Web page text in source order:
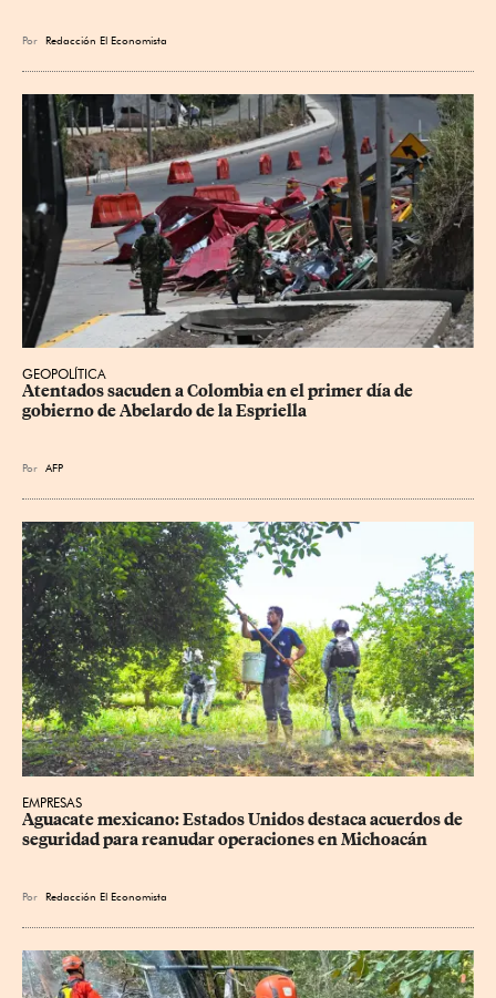
Por Redacción El Economista
GEOPOLÍTICA
Atentados sacuden a Colombia en el primer día de
gobierno de Abelardo de la Espriella
Por AFP
EMPRESAS
Aguacate mexicano: Estados Unidos destaca acuerdos de
seguridad para reanudar operaciones en Michoacán
Por Redacción El Economista